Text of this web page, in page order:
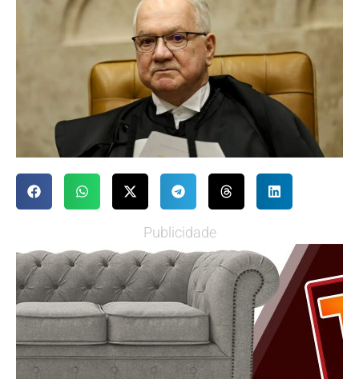
Publicidade